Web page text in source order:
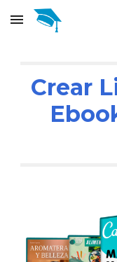
Skip to main content
Crear